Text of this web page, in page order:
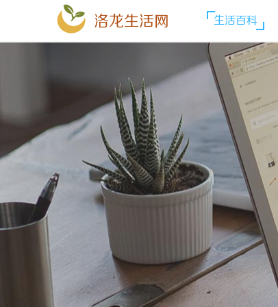
洛龙生活网 生活百科